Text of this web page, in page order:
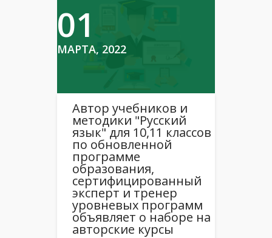
01
МАРТА, 2022
Автор учебников и
методики "Русский
язык" для 10,11 классов
по обновленной
программе
образования,
сертифицированный
эксперт и тренер
уровневых программ
объявляет о наборе на
авторские курсы